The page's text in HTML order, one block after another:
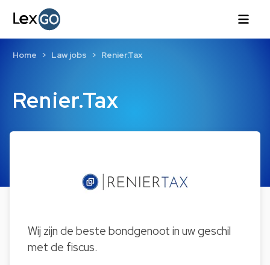
Renier.Tax
Home Law jobs Renier.Tax
Wij zijn de beste bondgenoot in uw geschil
met de fiscus.